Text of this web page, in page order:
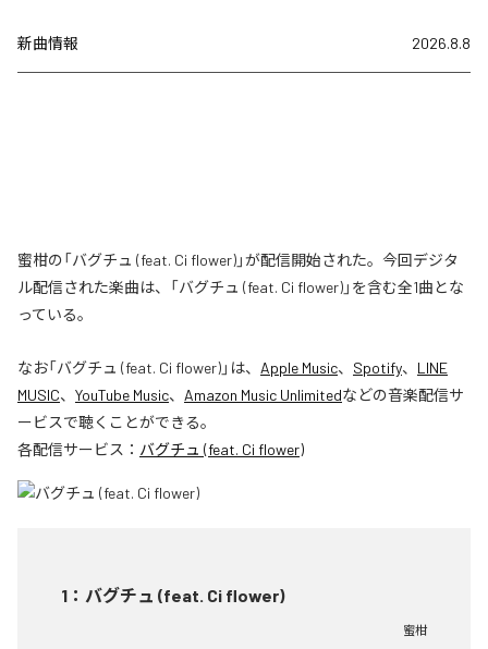
新曲情報 2026.8.8
蜜柑の「バグチュ (feat. Ci flower)」が配信開始された。今回デジタ
ル配信された楽曲は、「バグチュ (feat. Ci flower)」を含む全1曲とな
っている。
なお「バグチュ (feat. Ci flower)」は、 Apple Music、 Spotify、 LINE
MUSIC、 YouTube Music、 Amazon Music Unlimitedなどの音楽配信サ
ービスで聴くことができる。
各配信サービス： バグチュ (feat. Ci flower)
1 ： バグチュ (feat. Ci flower)
蜜柑